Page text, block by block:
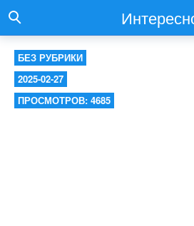
БЕЗ РУБРИКИ
2025-02-27
ПРОСМОТРОВ: 4685